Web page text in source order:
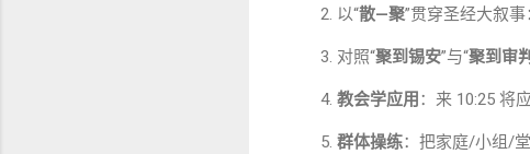
以“散—聚”贯穿圣经大叙
对照“聚到锡安”与“聚到审判
教会学应用 ：来 10:25 将
群体操练：把家庭/小组/